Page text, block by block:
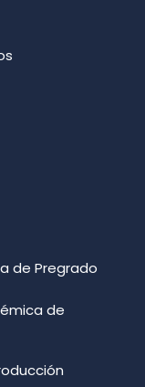
de Pregrado
de